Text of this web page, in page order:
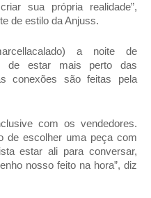
sua própria realidade”,
de estilo da Anjuss.
a noite de
de estar mais perto das
conexões são feitas pela
com os vendedores.
de escolher uma peça com
estar ali para conversar,
nosso feito na hora”, diz